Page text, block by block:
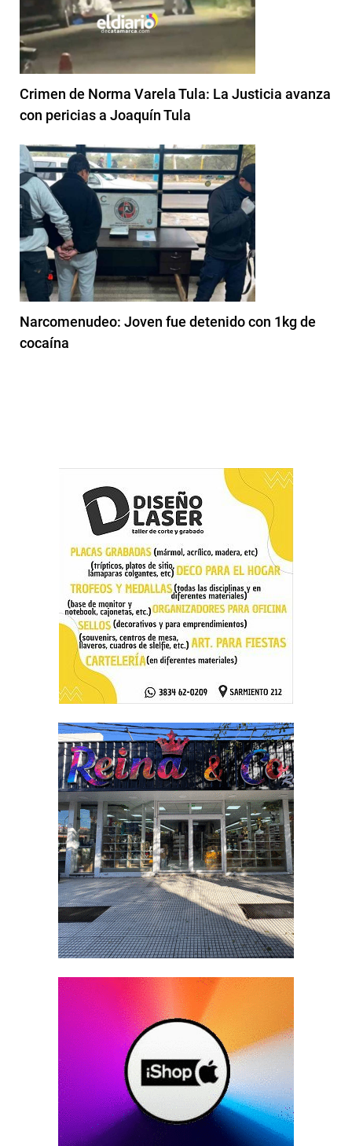
Crimen de Norma Varela Tula: La Justicia avanza
con pericias a Joaquín Tula
Narcomenudeo: Joven fue detenido con 1kg de
cocaína